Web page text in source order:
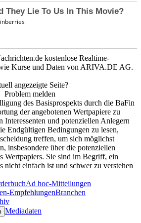
kostenlose Realtime-
Kurse und Daten von ARIVA.DE AG.
angezeigte Seite?
Problem melden
des Basisprospekts durch die BaFin
der angebotenen Wertpapiere zu
Interessenten und potenziellen Anlegern
Endgültigen Bedingungen zu lesen,
treffen, um sich möglichst
insbesondere über die potenziellen
Wertpapiers. Sie sind im Begriff, ein
nicht einfach ist und schwer zu verstehen
Ad hoc-Mitteilungen
EmpfehlungenBranchen
Mediadaten